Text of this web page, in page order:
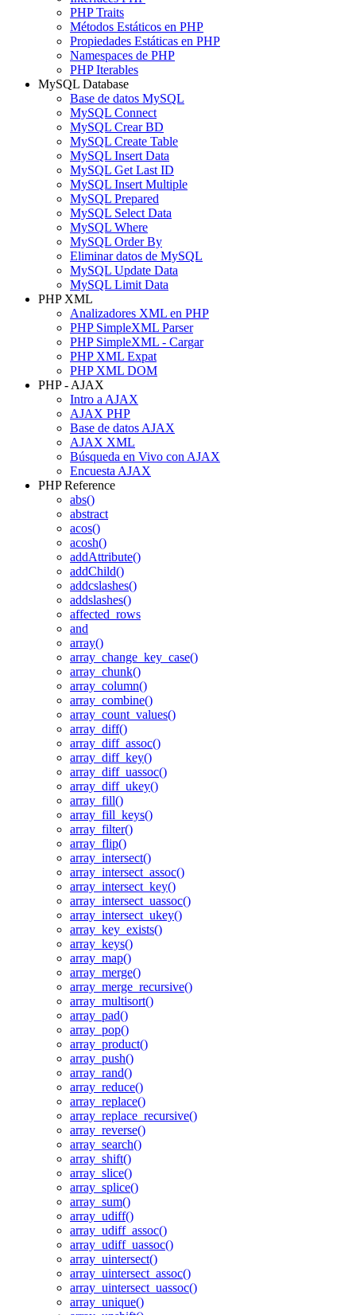
PHP Traits
Métodos Estáticos en PHP
Propiedades Estáticas en PHP
Namespaces de PHP
PHP Iterables
MySQL Database
Base de datos MySQL
MySQL Connect
MySQL Crear BD
MySQL Create Table
MySQL Insert Data
MySQL Get Last ID
MySQL Insert Multiple
MySQL Prepared
MySQL Select Data
MySQL Where
MySQL Order By
Eliminar datos de MySQL
MySQL Update Data
MySQL Limit Data
PHP XML
Analizadores XML en PHP
PHP SimpleXML Parser
PHP SimpleXML - Cargar
PHP XML Expat
PHP XML DOM
PHP - AJAX
Intro a AJAX
AJAX PHP
Base de datos AJAX
AJAX XML
Búsqueda en Vivo con AJAX
Encuesta AJAX
PHP Reference
abs()
abstract
acos()
acosh()
addAttribute()
addChild()
addcslashes()
addslashes()
affected_rows
and
array()
array_change_key_case()
array_chunk()
array_column()
array_combine()
array_count_values()
array_diff()
array_diff_assoc()
array_diff_key()
array_diff_uassoc()
array_diff_ukey()
array_fill()
array_fill_keys()
array_filter()
array_flip()
array_intersect()
array_intersect_assoc()
array_intersect_key()
array_intersect_uassoc()
array_intersect_ukey()
array_key_exists()
array_keys()
array_map()
array_merge()
array_merge_recursive()
array_multisort()
array_pad()
array_pop()
array_product()
array_push()
array_rand()
array_reduce()
array_replace()
array_replace_recursive()
array_reverse()
array_search()
array_shift()
array_slice()
array_splice()
array_sum()
array_udiff()
array_udiff_assoc()
array_udiff_uassoc()
array_uintersect()
array_uintersect_assoc()
array_uintersect_uassoc()
array_unique()